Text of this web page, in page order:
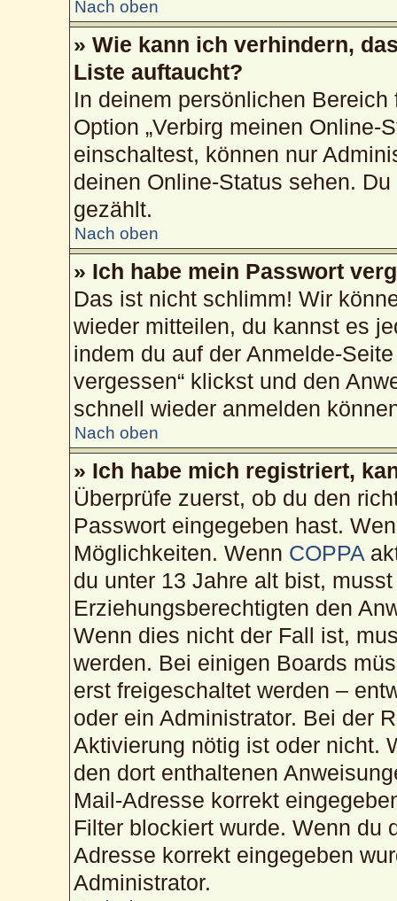
Nach oben
» Wie kann ich verhindern,
Liste auftaucht?
In deinem persönlichen
Option „Verbirg meinen Online-
einschaltest, können nur
deinen Online-Status sehen.
gezählt.
Nach oben
» Ich habe mein Passwort
Das ist nicht schlimm! Wir
wieder mitteilen, du kannst es
indem du auf der Anmelde-
vergessen“ klickst und den
schnell wieder anmelden
Nach oben
» Ich habe mich registriert,
Überprüfe zuerst, ob du den
Passwort eingegeben hast.
Möglichkeiten. Wenn COPPA
du unter 13 Jahre alt bist,
Erziehungsberechtigten den
Wenn dies nicht der Fall ist,
werden. Bei einigen Boards
erst freigeschaltet werden –
oder ein Administrator. Bei der
Aktivierung nötig ist oder nicht.
den dort enthaltenen
Mail-Adresse korrekt
Filter blockiert wurde. Wenn du
Adresse korrekt eingegeben
Administrator.